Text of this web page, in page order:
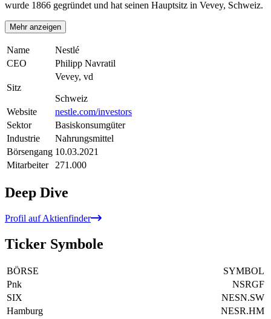
wurde 1866 gegründet und hat seinen Hauptsitz in Vevey, Schweiz.
Mehr anzeigen
Name
Nestlé
CEO
Philipp Navratil
Sitz
Vevey, vd
Schweiz
Website
nestle.com/investors
Sektor
Basiskonsumgüter
Industrie
Nahrungsmittel
Börsengang 10.03.2021
Mitarbeiter
271.000
Deep Dive
Profil auf Aktienfinder
Ticker Symbole
BÖRSE
SYMBOL
Pnk
NSRGF
SIX
NESN.SW
Hamburg
NESR.HM